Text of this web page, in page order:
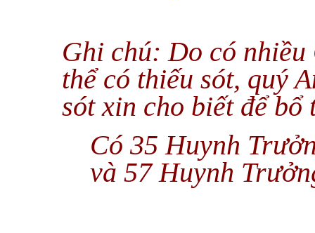
Ghi chú: Do có
thể có thiếu sót, quý
sót xin cho biết để bổ
Có 35 Huynh
và 57 Huynh